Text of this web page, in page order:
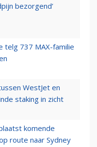
bezorgend’
telg 737 MAX-familie
WestJet en
staking in zicht
komende
route naar Sydney